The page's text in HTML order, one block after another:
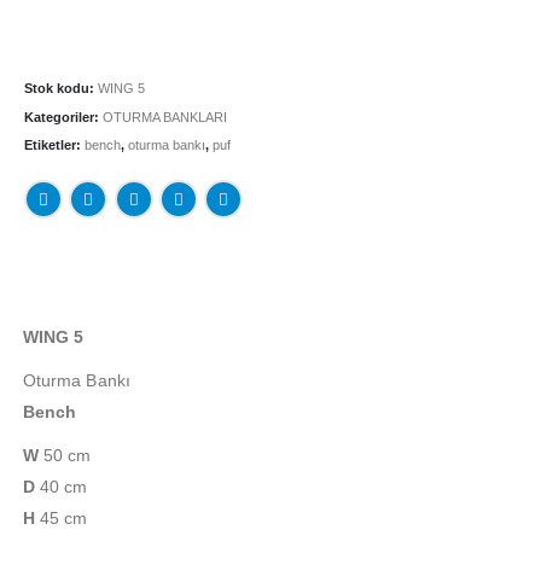
Stok kodu: WING 5
Kategoriler: OTURMA BANKLARI
Etiketler: bench, oturma bankı, puf
WING 5
Oturma Bankı
Bench
W 50 cm
D 40 cm
H 45 cm